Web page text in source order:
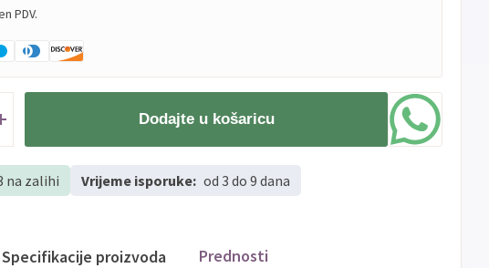
PDV.
Dodajte u košaricu
na zalihi Vrijeme isporuke: od 3 do 9 dana
Specifikacije proizvoda Prednosti